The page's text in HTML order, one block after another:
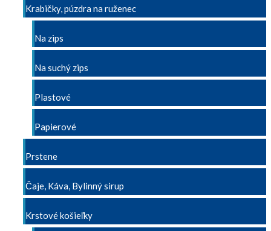
Krabičky, púzdra na ruženec
Na zips
Na suchý zips
Plastové
Papierové
Prstene
Čaje, Káva, Bylinný sirup
Krstové košieľky